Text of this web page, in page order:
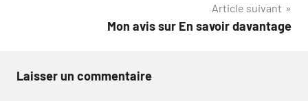
Article suivant
Mon avis sur En savoir davantage
Laisser un commentaire